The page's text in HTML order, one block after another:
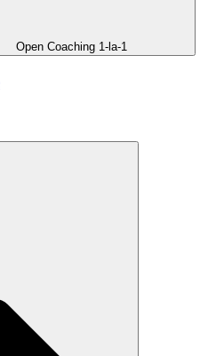
Open Coaching 1-la-1